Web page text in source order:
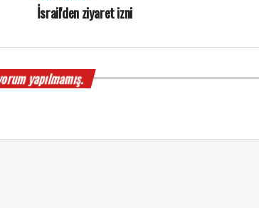
İsrail'den ziyaret izni
yapılmamış.